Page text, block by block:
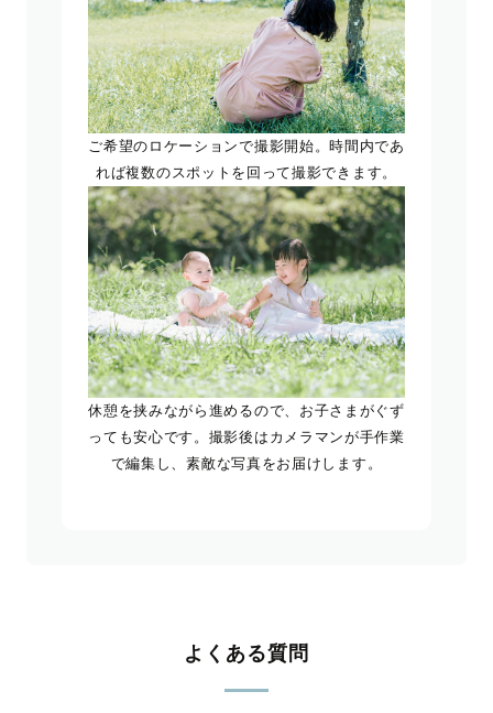
ご希望のロケーションで撮影開始。時間内であ
れば複数のスポットを回って撮影できます。
休憩を挟みながら進めるので、お子さまがぐず
っても安心です。撮影後はカメラマンが手作業
で編集し、素敵な写真をお届けします。
よくある質問